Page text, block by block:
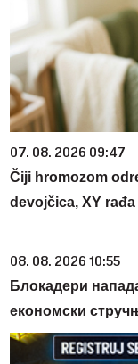
07. 08. 2026 09:47
Čiji hromozom
devojčica, XY
08. 08. 2026 10:55
Блокадери
економски